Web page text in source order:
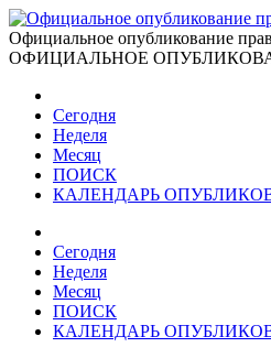
Официальное опубликование
ОФИЦИАЛЬНОЕ
Сегодня
Неделя
Месяц
ПОИСК
КАЛЕНДАРЬ
Сегодня
Неделя
Месяц
ПОИСК
КАЛЕНДАРЬ